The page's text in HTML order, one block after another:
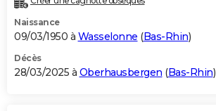
Naissance
09/03/1950 à Wasselonne (Bas-Rhin)
Décès
28/03/2025 à Oberhausbergen (Bas-Rhin)